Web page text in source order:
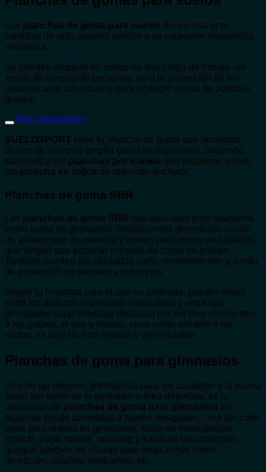
Las planchas de goma para suelos tienen una gran
cantidad de aplicaciones debido a su excelente resistencia
mecánica.
Se pueden emplear en zonas de alta carga de trabajo, en
zonas de tránsito de personas, para la protección de los
usuarios ante columnas o para proteger zonas de posibles
golpes.
Más información
SUELOSPORT tiene la plancha de goma que necesitas
dentro de una muy amplia gama de espesores, pudiendo
suministrar las planchas por tramos que requieras o bien
las plancha en rollos de diferente anchura.
Planchas de goma SBR
Las planchas de goma SBR son utilizadas principalmente
como suelo en gimnasios, instalaciones deportivas, zonas
de almacenaje de material y suelos para zonas de caballos,
que tengan que soportar excesos de carga de trabajo.
También pueden ser utilizadas como revestimientos y sirvan
de protección de paredes y columnas.
Según la finalidad para la que se pretenda, puedes elegir
entre los distintos espesores disponibles y entre sus
principales características destacan por ser muy resistentes
a los golpes, al uso y roturas, sirve como aislante a los
ruidos, es muy fácil de instalar y es reciclable.
Planchas de goma para gimnasios
Una de las mejores alternativas para los cuidados y la buena
salud del suelo de tu gimnasio o área deportiva, es la
utilización de planchas de goma para gimnasios en
aquellas zonas sometidas a fuertes desgastes. Una solución
ideal para suelos en gimnasios, salas de musculación,
crossfit, yoga, fitness, spinning y salas de uso colectivo,
aunque también se utilizan para otras zonas como
recepción, pasillos, vestuarios, etc.